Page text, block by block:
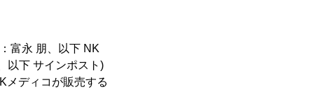
富永 朋、以下 NK
以下 サインポスト)
メディコが販売する